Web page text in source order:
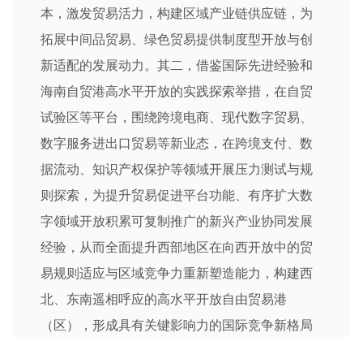
本，激发贸易活力，构建区域产业链供应链，为
拓展中间品贸易、绿色贸易提供制度型开放与创
新适配的发展动力。其二，借鉴国际先进经验和
海南自贸港高水平开放的实践探索举措，在自贸
试验区等平台，围绕跨境电商、现代数字贸易、
数字服务进出口贸易等新业态，在跨境支付、数
据流动、知识产权保护等领域开展压力测试与规
则探索，为提升贸易促进平台功能、有序扩大数
字领域开放积累可复制推广的新兴产业协同发展
经验，从而全面提升西部地区在向西开放中的贸
易规则适应与区域竞争力重新塑造能力，构建西
北、东南遥相呼应的高水平开放自由贸易港
（区），形成具有关键影响力的国际竞争新格局